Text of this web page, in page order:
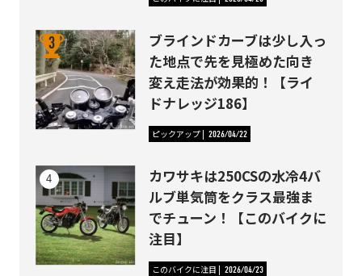
ブラインドカーブは少し入っ
た地点で先を見極めた向き
変え走法が効果的！【ライ
ドナレッジ186】
ピックアップ 2026/04/22
カワサキは250CSの水冷4バ
ルブ単気筒をクラス最強ま
でチューン！【このバイクに
注目】
このバイクに注目 2026/04/23